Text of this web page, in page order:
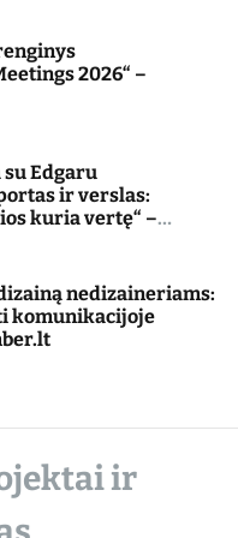
2026“ –
Edgaru
ir verslas:
kuria vertę“ –
nedizaineriams:
komunikacijoje
ir